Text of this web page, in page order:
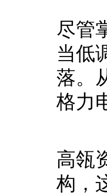
尽管
当低
落。
格力
高瓴
构，